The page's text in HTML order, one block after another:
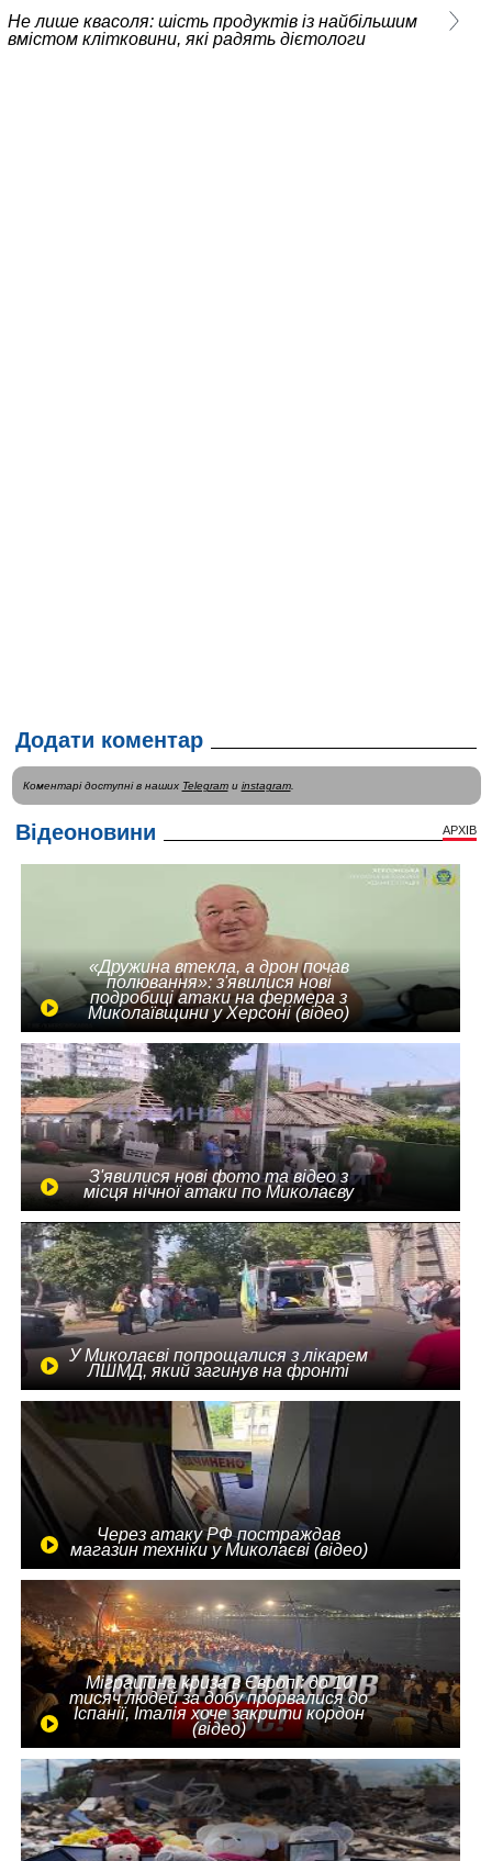
Не лише квасоля: шість продуктів із найбільшим
вмістом клітковини, які радять дієтологи
Додати коментар
Коментарі доступні в наших Telegramи instagram.
Відеоновини АРХІВ
«Дружина втекла, а дрон почав
полювання»: з'явилися нові
подробиці атаки на фермера з
Миколаївщини у Херсоні (відео)
З'явилися нові фото та відео з
місця нічної атаки по Миколаєву
У Миколаєві попрощалися з лікарем
ЛШМД, який загинув на фронті
Через атаку РФ постраждав
магазин техніки у Миколаєві (відео)
Міграційна криза в Європі: до 10
тисяч людей за добу прорвалися до
Іспанії, Італія хоче закрити кордон
(відео)